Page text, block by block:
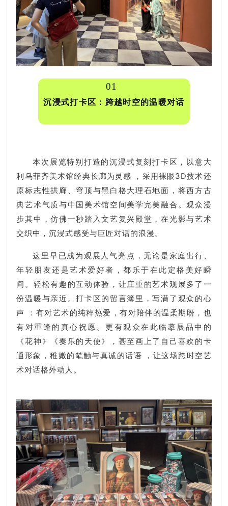
01
沉浸式打卡区：跨越时空的温暖对话
本次展览特别打造的沉浸式复刻打卡区，以意大
利乌菲齐美术馆经典长廊为灵感 ，采用裸眼3D技术还
原标志性拱廊、穹顶与黑白格大理石地面，将西方古
典艺术气质与中国美术馆空间美学完美融合。观众漫
步其中，仿佛一秒踏入文艺复兴殿堂，在光影与艺术
交织中，沉浸式感受与巨匠对话的浪漫。
这里早已成为观展人气亮点，无论是家庭出行、
年轻朋友还是艺术爱好者，都乐于在此定格美好瞬
间。轻松有趣的互动体验，让庄重的艺术观展多了一
份温暖与亲近。打卡区的留言簿里，写满了观众的心
声 ：有对艺术的纯粹热爱，有对陪伴的温柔期盼，也
有对重逢的真心祝愿。更有观众在此临摹展品中的
《花神》《奏乐的天使》，甚至画上了自己喜欢的卡
通形象，稚嫩的笔触与真诚的话语 ，让这场跨时空艺
术对话格外动人。